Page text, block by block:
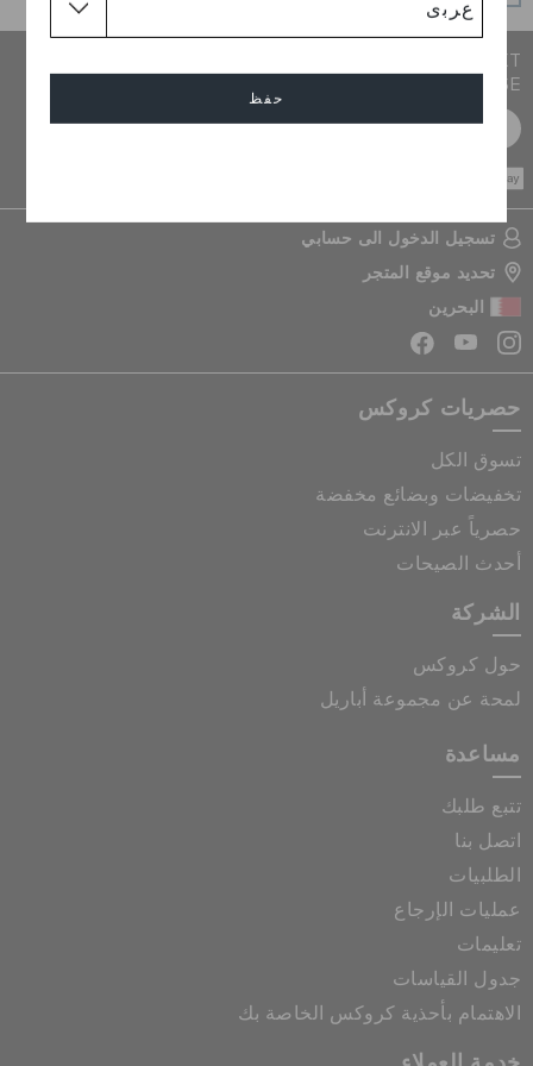
حفظ
JOIN CROCS CLUB & GET 15% OFF ON YOUR NEXT
PURCHASE
سجل مجانا
تسجيل الدخول الى حسابي
تحديد موقع المتجر
البحرين
حصريات كروكس
تسوق الكل
تخفيضات وبضائع مخفضة
حصرياً عبر الانترنت
أحدث الصيحات
الشركة
حول كروكس
لمحة عن مجموعة أباريل
مساعدة
تتبع طلبك
اتصل بنا
الطلبيات
عمليات الإرجاع
تعليمات
جدول القياسات
الاهتمام بأحذية كروكس الخاصة بك